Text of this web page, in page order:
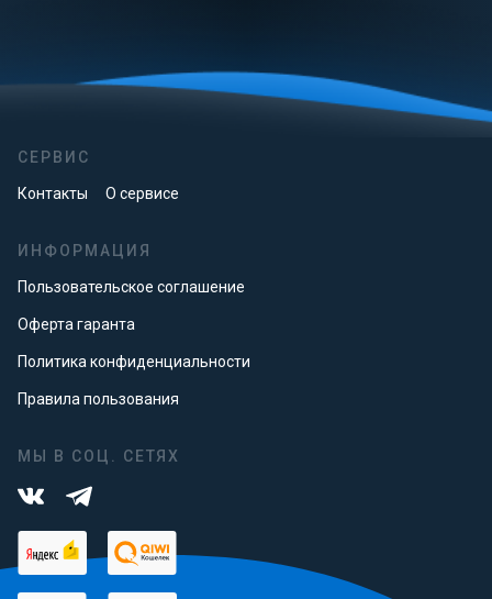
СЕРВИС
Контакты О сервисе
ИНФОРМАЦИЯ
Пользовательское соглашение
Оферта гаранта
Политика конфиденциальности
Правила пользования
МЫ В СОЦ. СЕТЯХ